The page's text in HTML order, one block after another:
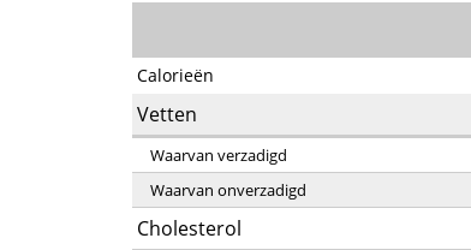
Calorieën
Vetten
Waarvan verzadigd
Waarvan onverzadigd
Cholesterol